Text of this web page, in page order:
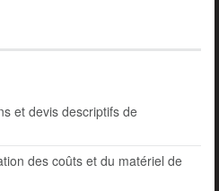
et devis descriptifs de
des coûts et du matériel de